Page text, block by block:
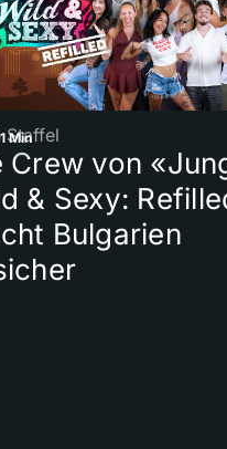
1 Min
Staffel
Crew von
& Sexy:
Bulgarien